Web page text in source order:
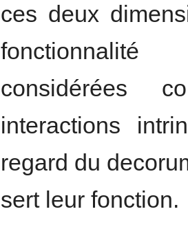
ces deux
considérées
interactions
regard du
sert leur fonction.